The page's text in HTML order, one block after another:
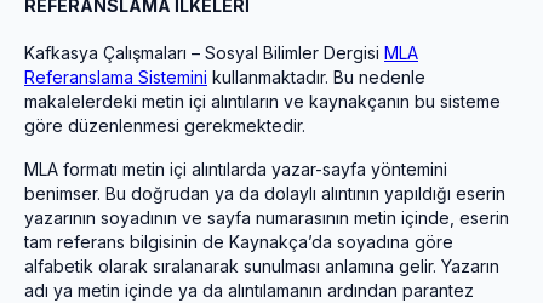
REFERANSLAMA İLKELERİ
Kafkasya Çalışmaları – Sosyal Bilimler Dergisi MLA
Referanslama Sistemini kullanmaktadır. Bu nedenle
makalelerdeki metin içi alıntıların ve kaynakçanın bu sisteme
göre düzenlenmesi gerekmektedir.
MLA formatı metin içi alıntılarda yazar-sayfa yöntemini
benimser. Bu doğrudan ya da dolaylı alıntının yapıldığı eserin
yazarının soyadının ve sayfa numarasının metin içinde, eserin
tam referans bilgisinin de Kaynakça’da soyadına göre
alfabetik olarak sıralanarak sunulması anlamına gelir. Yazarın
adı ya metin içinde ya da alıntılamanın ardından parantez